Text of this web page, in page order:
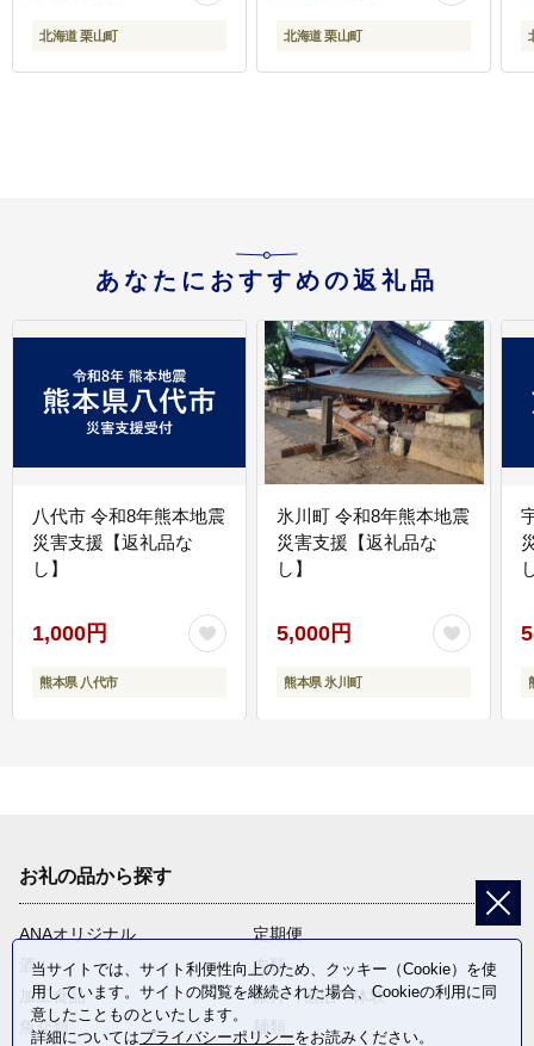
北海道 栗山町 北海道 栗山町
あなたにおすすめの返礼品
八代市 令和8年熊本地震
災害支援【返礼品な
し】
1,000円
熊本県 八代市
氷川町 令和8年熊本地震
災害支援【返礼品な
し】
5,000円
熊本県 氷川町
お礼の品から探す
ANAオリジナル
定期便
酒
肉類
加工食品
旅行・宿泊・体験
魚介類
麺類
当サイトでは、サイト利便性向上のため、クッキー（Cookie）を使
用しています。サイトの閲覧を継続された場合、Cookieの利用に同
意したことものといたします。
詳細についてはプライバシーポリシーをお読みください。